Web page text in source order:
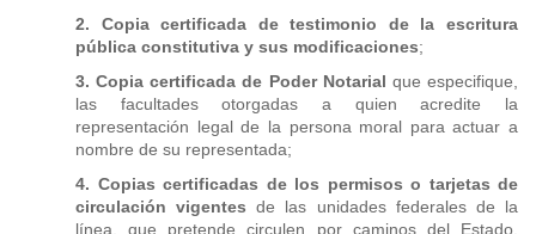
2. Copia certificada de testimonio de la escritura
pública constitutiva y sus modificaciones;
3. Copia certificada de Poder Notarial que especifique,
las facultades otorgadas a quien acredite la
representación legal de la persona moral para actuar a
nombre de su representada;
4. Copias certificadas de los permisos o tarjetas de
circulación vigentes de las unidades federales de la
línea, que pretende circulen por caminos del Estado,